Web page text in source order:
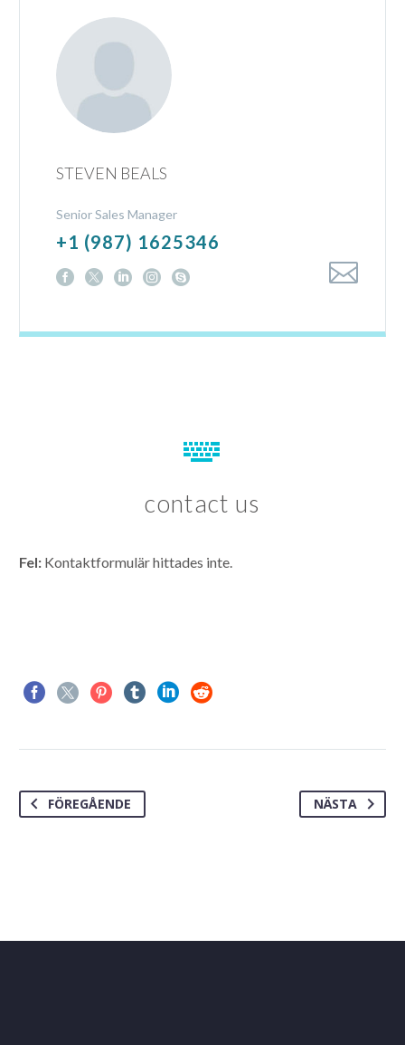
STEVEN BEALS
Senior Sales Manager
+1 (987) 1625346


contact us
Fel: Kontaktformulär hittades inte.
FÖREGÅENDE NÄSTA